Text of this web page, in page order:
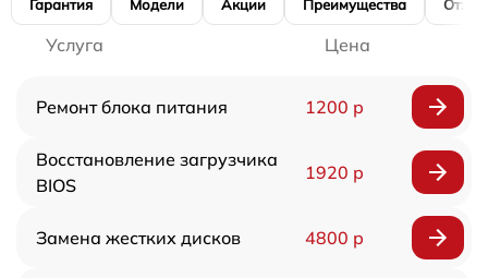
Гарантия Модели Акции Преимущества
Услуга Цена
Ремонт блока питания 1200 р
Восстановление загрузчика
BIOS
1920 р
Замена жестких дисков 4800 р